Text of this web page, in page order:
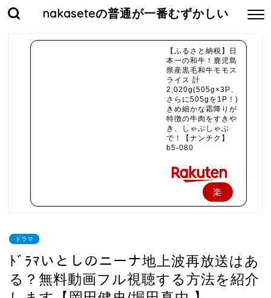
nakaseteの普通が一番むずかしい
【ふるさと納税】日
本一の和牛！鹿児島
県産黒毛和牛モモス
ライス 計
2,020g(505g×3P、
さらに505gを1P！)
きめ細かな霜降りが
特徴の牛肉をすきや
き、しゃぶしゃぶ
で！【ナンチク】
b5-080
楽
入
ドラマ
ﾄﾞﾗﾏいとしのニーナ地上波再放送はあ
る？無料動画フル視聴する方法を紹介